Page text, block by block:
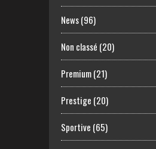
News(96)
Non classé (20)
Premium(21)
Prestige (20)
Sportive (65)